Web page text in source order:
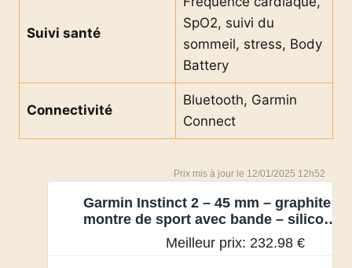
Suivi santé
SpO2, suivi du
sommeil, stress, Body
Battery
Connectivité
Bluetooth, Garmin
Connect
12/01/2025 12h52
Garmin Instinct 2 – 45 mm – graphite –
montre de sport avec bande – silicone
– taille du poignMeilleur prix: 232.98 €